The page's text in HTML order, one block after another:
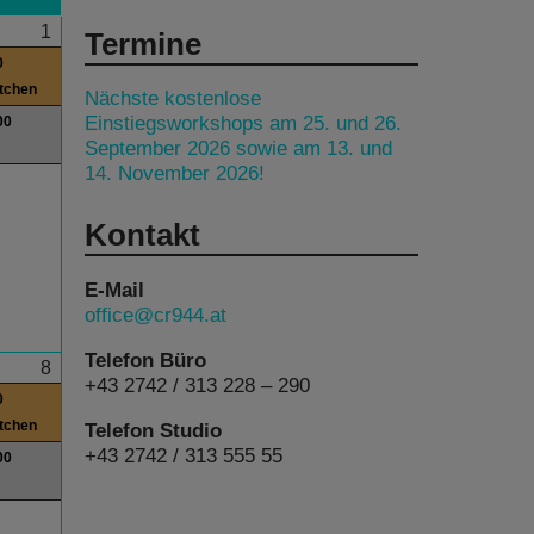
1
8
Termine
Nächste kostenlose
Einstiegsworkshops am 25. und 26.
September 2026 sowie am 13. und
14. November 2026!
Kontakt
E-Mail
office@cr944.at
Telefon Büro
+43 2742 / 313 228 – 290
Telefon Studio
+43 2742 / 313 555 55